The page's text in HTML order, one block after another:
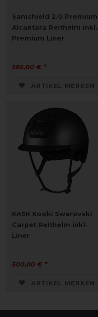
Samshield 2.0 Premium
Alcantara Reithelm inkl.
Premium Liner
565,00 € *
ARTIKEL MERKEN
KASK Kooki Swarovski
Carpet Reithelm inkl.
Liner
500,00 € *
ARTIKEL MERKEN